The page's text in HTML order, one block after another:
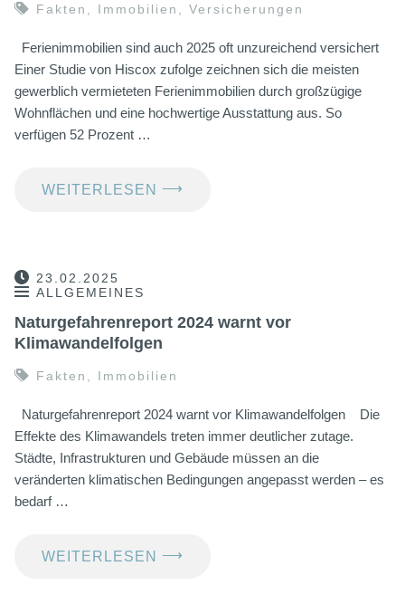
Fakten Immobilien Versicherungen
Ferienimmobilien sind auch 2025 oft unzureichend versichert
Einer Studie von Hiscox zufolge zeichnen sich die meisten
gewerblich vermieteten Ferienimmobilien durch großzügige
Wohnflächen und eine hochwertige Ausstattung aus. So
verfügen 52 Prozent …
WEITERLESEN ⟶
23.02.2025
ALLGEMEINES
Naturgefahrenreport 2024 warnt vor
Klimawandelfolgen
Fakten Immobilien
Naturgefahrenreport 2024 warnt vor Klimawandelfolgen Die
Effekte des Klimawandels treten immer deutlicher zutage.
Städte, Infrastrukturen und Gebäude müssen an die
veränderten klimatischen Bedingungen angepasst werden – es
bedarf …
WEITERLESEN ⟶